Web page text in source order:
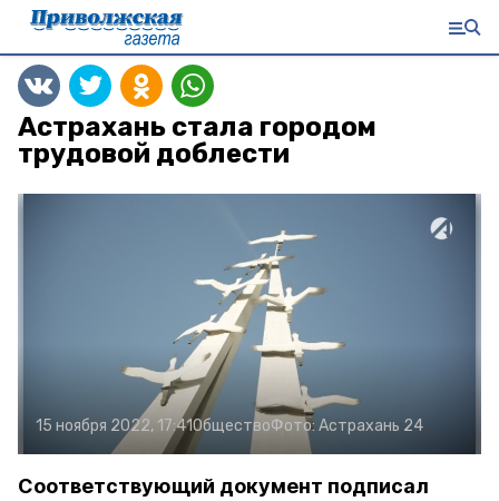
Астрахань стала городом
трудовой доблести
15 ноября 2022, 17:41ОбществоФото: Астрахань 24
Соответствующий документ подписал